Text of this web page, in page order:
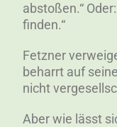
abstoßen.“
finden.“
Fetzner
beharrt auf
nicht
Aber wie lässt